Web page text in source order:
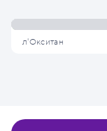
л'Окситан